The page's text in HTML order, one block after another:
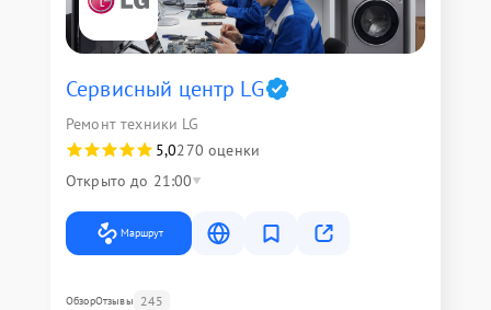
Сервисный центр LG
Ремонт техники LG
5,0270 оценки
Открыто до 21:00
Маршрут
ОбзорОтзывы 245